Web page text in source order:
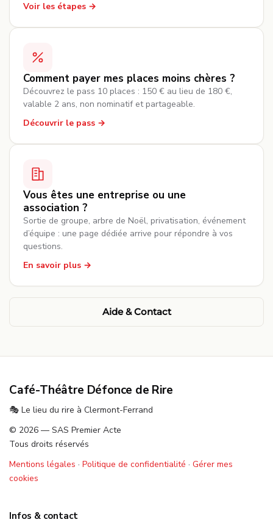
Voir les étapes
Comment payer mes places moins chères ?
Découvrez le pass 10 places : 150 € au lieu de 180 €,
valable 2 ans, non nominatif et partageable.
Découvrir le pass
Vous êtes une entreprise ou une
association ?
Sortie de groupe, arbre de Noël, privatisation, événement
d’équipe : une page dédiée arrive pour répondre à vos
questions.
En savoir plus
Aide & Contact
Café-Théâtre Défonce de Rire
🎭 Le lieu du rire à Clermont-Ferrand
© 2026 — SAS Premier Acte
Tous droits réservés
Mentions légales · Politique de confidentialité · Gérer mes
cookies
Infos & contact